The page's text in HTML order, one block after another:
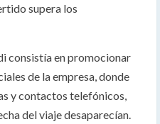
supera los
consistía en promocionar
de la empresa, donde
y contactos telefónicos,
del viaje desaparecían.